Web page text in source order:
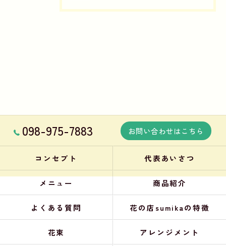
098-975-7883 お問い合わせはこちら
コンセプト 代表あいさつ
メニュー 商品紹介
よくある質問 花の店sumikaの特徴
花束 アレンジメント